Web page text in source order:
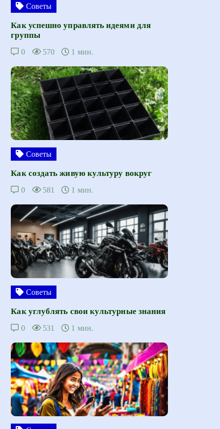
Советы
Как успешно управлять идеями для
группы
0 570 1 мин.
Советы
Как создать живую культуру вокруг
0 581 1 мин.
Советы
Как углублять свои культурные знания
0 531 1 мин.